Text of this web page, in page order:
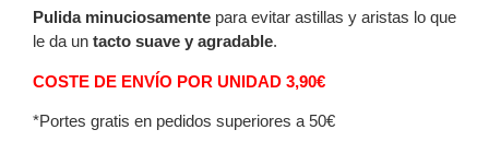
Pulida minuciosamente para evitar astillas y aristas lo que
le da un tacto suave y agradable.
COSTE DE ENVÍO POR UNIDAD 3,90€
*Portes gratis en pedidos superiores a 50€